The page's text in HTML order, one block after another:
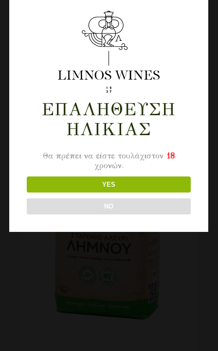
ΣΑΛΑΜΟΥΣΆΣ
1.85€
ΕΠΑΛΉΘΕΥΣΗ
ΗΛΙΚΊΑΣ
Θα πρέπει να είστε τουλάχιστον 18
χρονών.
YES
NO